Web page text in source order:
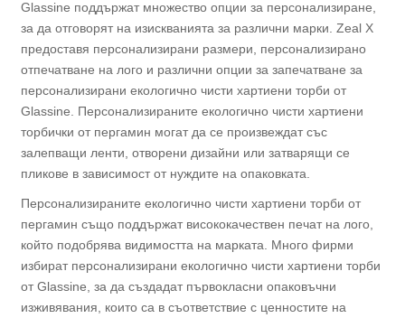
Glassine поддържат множество опции за персонализиране,
за да отговорят на изискванията за различни марки. Zeal X
предоставя персонализирани размери, персонализирано
отпечатване на лого и различни опции за запечатване за
персонализирани екологично чисти хартиени торби от
Glassine. Персонализираните екологично чисти хартиени
торбички от пергамин могат да се произвеждат със
залепващи ленти, отворени дизайни или затварящи се
пликове в зависимост от нуждите на опаковката.
Персонализираните екологично чисти хартиени торби от
пергамин също поддържат висококачествен печат на лого,
който подобрява видимостта на марката. Много фирми
избират персонализирани екологично чисти хартиени торби
от Glassine, за да създадат първокласни опаковъчни
изживявания, които са в съответствие с ценностите на